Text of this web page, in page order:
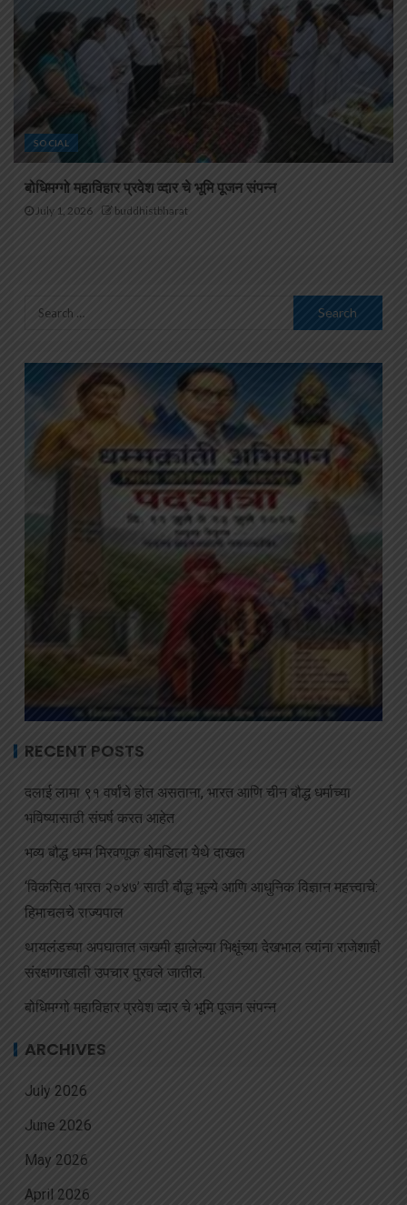
SOCIAL
बोधिमग्गो महाविहार प्रवेश व्दार चे भूमि पूजन संपन्न
July 1, 2026 buddhistbharat
RECENT POSTS
दलाई लामा ९१ वर्षांचे होत असताना, भारत आणि चीन बौद्ध धर्माच्या
भविष्यासाठी संघर्ष करत आहेत
भव्य बौद्ध धम्म मिरवणूक बोमडिला येथे दाखल
‘विकसित भारत २०४७’ साठी बौद्ध मूल्ये आणि आधुनिक विज्ञान महत्त्वाचे:
हिमाचलचे राज्यपाल
थायलंडच्या अपघातात जखमी झालेल्या भिक्षूंच्या देखभाल त्यांना राजेशाही
संरक्षणाखाली उपचार पुरवले जातील.
बोधिमग्गो महाविहार प्रवेश व्दार चे भूमि पूजन संपन्न
ARCHIVES
July 2026
June 2026
May 2026
April 2026